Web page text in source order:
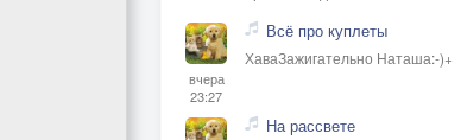
вчера
23:27
Всё про куплеты
ХаваЗажигательно Наташа:-)+
На рассвете